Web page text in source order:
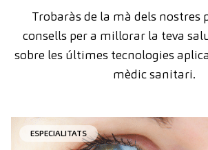
Trobaràs de la mà dels nostres
consells per a millorar la teva
sobre les últimes tecnologies
mèdic sanitari.
ESPECIALITATS